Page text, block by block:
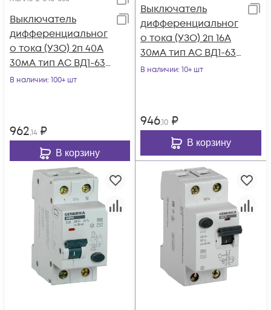
Выключатель
дифференциальног
о тока (УЗО) 2п 40А
30мА тип AC ВД1-63
GENERICA MDV15-2-
В наличии: 100+ шт
962,14 ₽
В корзину
Выключатель
дифференциальног
о тока (УЗО) 2п 16А
30мА тип AC ВД1-63
GENERICA MDV15-2-
В наличии: 10+ шт
946,10 ₽
В корзину